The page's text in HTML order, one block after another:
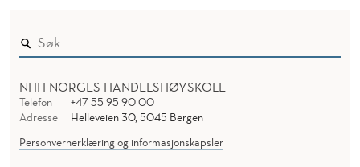
NHH NORGES HANDELSHØYSKOLE
Telefon
+47 55 95 90 00
Adresse
Helleveien 30, 5045 Bergen
Personvernerklæring og informasjonskapsler